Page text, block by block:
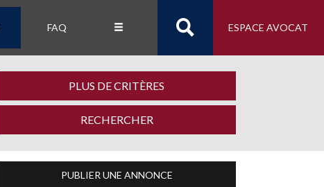
FAQ ESPACE AVOCAT
PLUS DE CRITÈRES
PUBLIER UNE ANNONCE